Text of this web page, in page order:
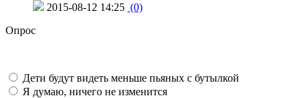
2015-08-12 14:25 (0)
Опрос
Дети будут видеть меньше пьяных с бутылкой
Я думаю, ничего не изменится